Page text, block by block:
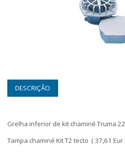
DESCRIÇÃO
Grelha inferior de kit chaminé Truma
Tampa chaminé Kit T2 tecto ( 37,61 Eur